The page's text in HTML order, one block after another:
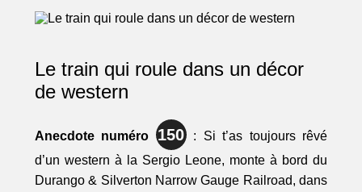
Le train qui roule dans un décor
de western
Anecdote numéro 150: Si t’as toujours rêvé
d’un western à la Sergio Leone, monte à bord du
Durango & Silverton Narrow Gauge Railroad, dans